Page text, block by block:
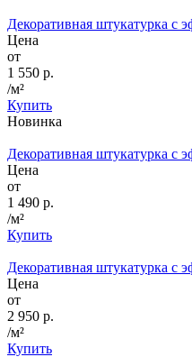
Декоративная штукатурка с
Цена
от
1 550 р.
/м²
Купить
Новинка
Декоративная штукатурка с
Цена
от
1 490 р.
/м²
Купить
Декоративная штукатурка с
Цена
от
2 950 р.
/м²
Купить